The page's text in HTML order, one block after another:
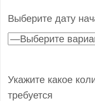
Выберите дату
Укажите какое
требуется